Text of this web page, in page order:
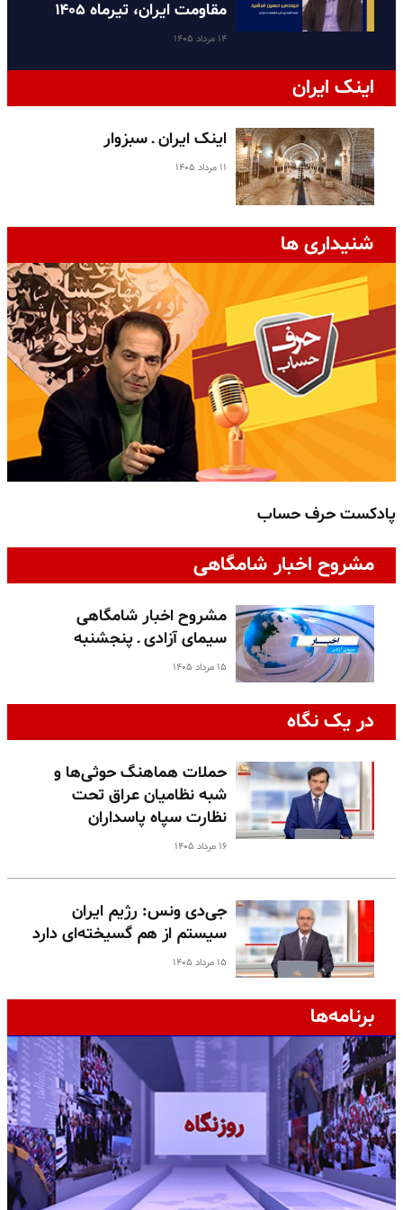
مقاومت ایران، تیرماه ۱۴۰۵
۱۴ مرداد ۱۴۰۵
اینک ایران
اینک ایران ـ سبزوار
۱۱ مرداد ۱۴۰۵
شنیداری ها
پادکست حرف حساب
مشروح اخبار شامگاهی
مشروح اخبار شامگاهی
سیمای آزادی ـ پنجشنبه
۱۵ مرداد ۱۴۰۵
در یک نگاه
حملات هماهنگ حوثی‌ها و
شبه نظامیان عراق تحت
نظارت سپاه پاسداران
۱۶ مرداد ۱۴۰۵
جی‌دی ونس: رژیم ایران
سیستم از هم گسیخته‌ای دارد
۱۵ مرداد ۱۴۰۵
برنامه‌ها